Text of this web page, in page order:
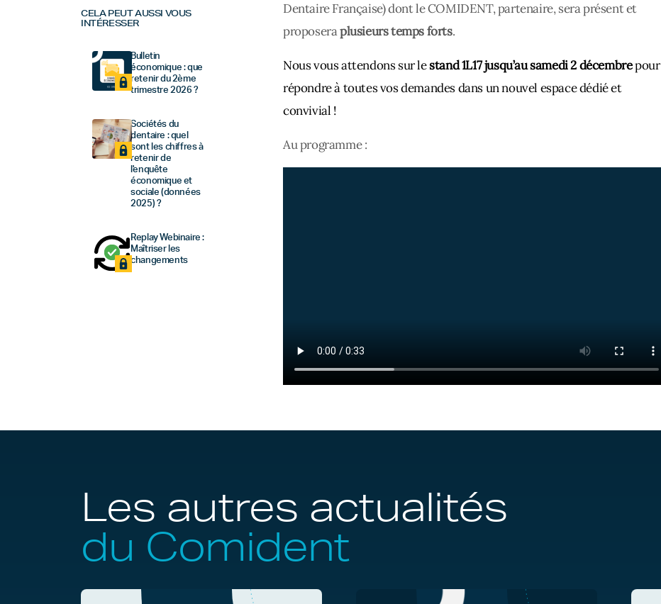
CELA PEUT AUSSI VOUS
INTÉRESSER
Bulletin
économique : que
retenir du 2ème
trimestre 2026 ?
Sociétés du
dentaire : quel
sont les chiffres à
retenir de
l'enquête
économique et
sociale (données
2025) ?
Replay Webinaire :
Maîtriser les
changements
Dentaire Française) dont le COMIDENT, partenaire, sera présent et
proposeraplusieurs temps forts.
Nous vous attendons sur lestand 1L17 jusqu’au samedi 2 décembrepour
répondre à toutes vos demandes dans un nouvel espace dédié et
convivial !
Au programme :
Les autres actualités
du Comident